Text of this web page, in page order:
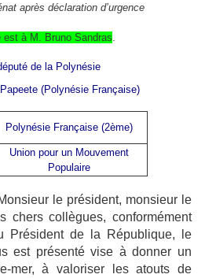
après déclaration d’urgence
est à M. Bruno Sandras
de la Polynésie
(Polynésie Française)
Polynésie Française (2ème)
Union pour un Mouvement
Populaire
le président, monsieur le
chers collègues, conformément
Président de la République, le
est présenté vise à donner un
mer, à valoriser les atouts de